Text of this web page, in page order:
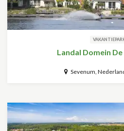
Landal Domein
Sevenum,